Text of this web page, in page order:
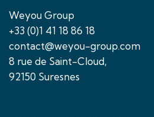
Weyou Group
+33 (0)1 41 18 86 18
contact@weyou-group.com
8 rue de Saint-Cloud,
92150 Suresnes